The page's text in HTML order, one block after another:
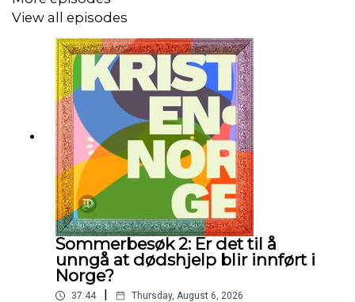
View all episodes
Sommerbesøk 2: Er det til å
unngå at dødshjelp blir innført i
Norge?
37:44 Thursday, August 6, 2026